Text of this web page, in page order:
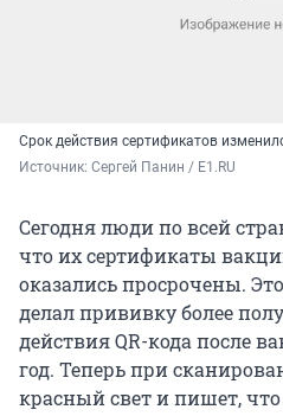
Срок действия сертификатов
Источник: Сергей Панин / E1.RU
Сегодня люди по всей
что их сертификаты
оказались просрочены.
делал прививку более
действия QR-кода после
год. Теперь при
красный свет и пишет,